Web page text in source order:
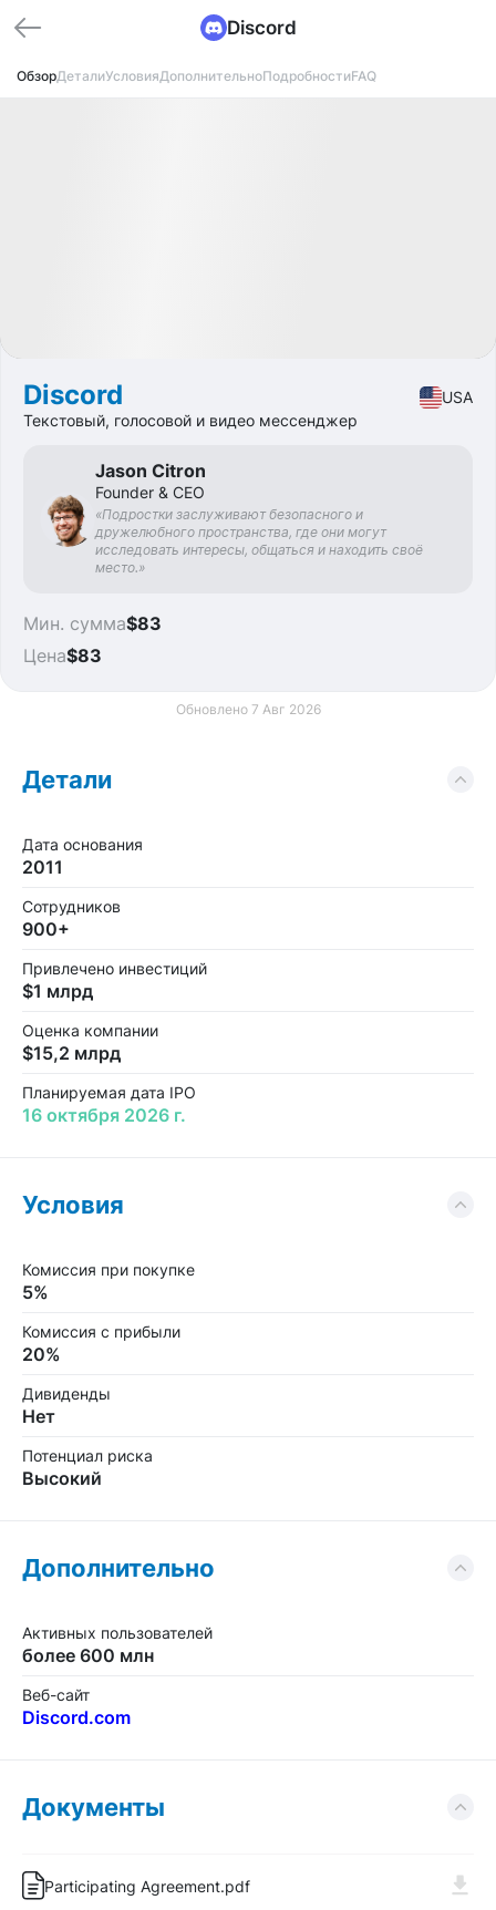
Discord
ОбзорДеталиУсловияДополнительноПодробностиFAQ
Discord
USA
Текстовый, голосовой и видео мессенджер
Jason Citron
Founder & CEO
«Подростки заслуживают безопасного и
дружелюбного пространства, где они могут
исследовать интересы, общаться и находить своё
место.»
$83
Цена
$83
Мин. сумма
Обновлено 7 Авг 2026
Детали
Дата основания
2011
Сотрудников
900+
Привлечено инвестиций
$1 млрд
Оценка компании
$15,2 млрд
Планируемая дата IPO
16 октября 2026 г.
Условия
Комиссия при покупке
5%
Комиссия с прибыли
20%
Дивиденды
Нет
Потенциал риска
Высокий
Дополнительно
Активных пользователей
более 600 млн
Веб-сайт
Discord.com
Документы
Participating Agreement.pdf